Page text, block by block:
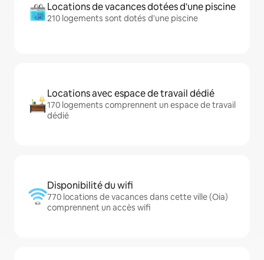
Locations de vacances dotées d'une piscine
210 logements sont dotés d'une piscine
Locations avec espace de travail dédié
170 logements comprennent un espace de travail
dédié
Disponibilité du wifi
770 locations de vacances dans cette ville (Oia)
comprennent un accès wifi